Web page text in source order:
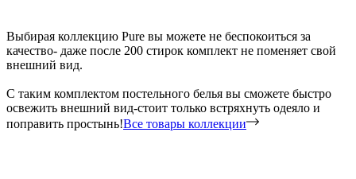
Выбирая коллекцию Pure вы можете не беспокоиться за
качество- даже после 200 стирок комплект не поменяет свой
внешний вид.
С таким комплектом постельного белья вы сможете быстро
освежить внешний вид-стоит только встряхнуть одеяло и
поправить простынь!Все товары коллекции